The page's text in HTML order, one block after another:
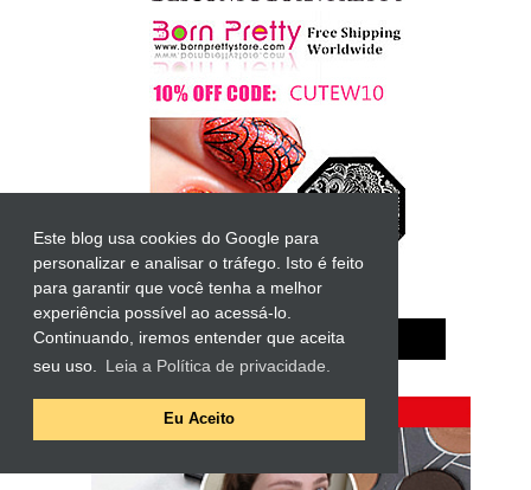
Este blog usa cookies do Google para
personalizar e analisar o tráfego. Isto é feito
para garantir que você tenha a melhor
experiência possível ao acessá-lo.
Continuando, iremos entender que aceita
seu uso.
Leia a Política de privacidade.
Eu Aceito